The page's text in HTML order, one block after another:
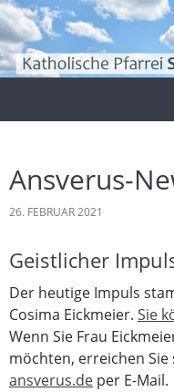
Zum
Inhalt
springen
Ansverus-
26. FEBRUAR 2021
Geistlicher
Der heutige Impuls
Cosima Eickmeier. Sie
Wenn Sie Frau
möchten, erreichen
ansverus.de per E-Mail.